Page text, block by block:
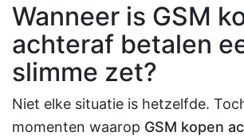
Wanneer is GSM
achteraf betalen
slimme zet?
Niet elke situatie is hetzelfde.
momenten waarop GSM kopen